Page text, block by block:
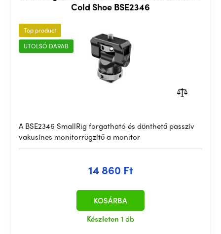
Cold Shoe BSE2346
Top product
UTOLSÓ DARAB
A BSE2346 SmallRig forgatható és dönthető passzív
vakusínes monitorrögzítő a monitor
14 860 Ft
Készleten 1 db
KOSÁRBA